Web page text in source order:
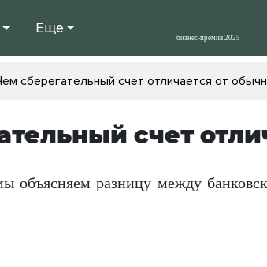
Еще
сберегательный счет отличается от
счет
объясняем разницу между